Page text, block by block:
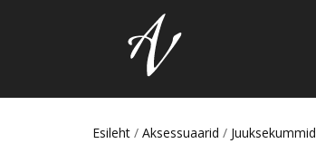
Esileht / Aksessuaarid / Juuksekummid